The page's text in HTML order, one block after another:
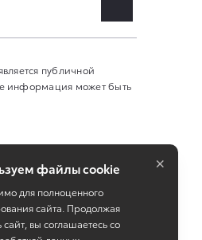
публичной
информация может быть
файлы cookie
для полноценного
сайта. Продолжая
сайт, вы соглашаетесь со
×